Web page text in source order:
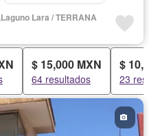
Lara / TERRANA
$ 15,000 MXN
64 resultados
$
23